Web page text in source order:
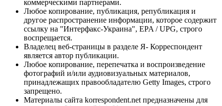
коммерческими партнерами.
Любое копирование, публикация, републикация и
другое распространение информации, которое содержит
ссылку на "Интерфакс-Украина", EPA / UPG, строго
воспрещается.
Владелец веб-страницы в разделе Я- Корреспондент
является автор публикации.
Любое копирование, перепечатка и воспроизведение
фотографий и/или аудиовизуальных материалов,
принадлежащих правообладателю Getty Images, строго
запрещено.
Материалы сайта korrespondent.net предназначены для